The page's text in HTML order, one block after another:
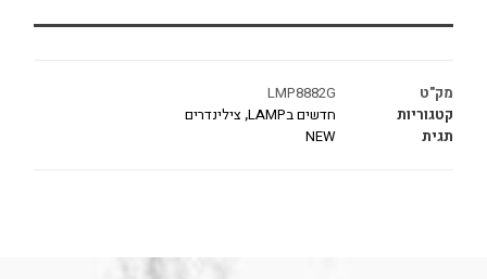
מק"ט
LMP8882G
קטגוריות
חדשים בLAMP , צילינדרים
תגית
NEW